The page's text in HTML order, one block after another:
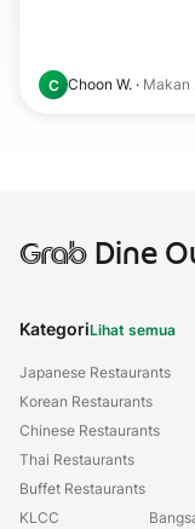
C Choon W. · Makan
GrabDine
KategoriLihat semua
Japanese Restaurants
Korean Restaurants
Chinese Restaurants
Thai Restaurants
Buffet Restaurants
KLCC